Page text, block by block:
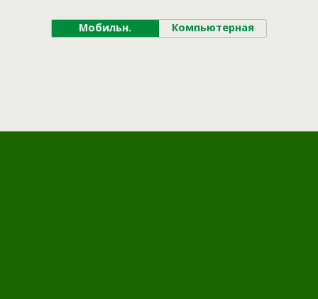
Мобильн. Компьютерная